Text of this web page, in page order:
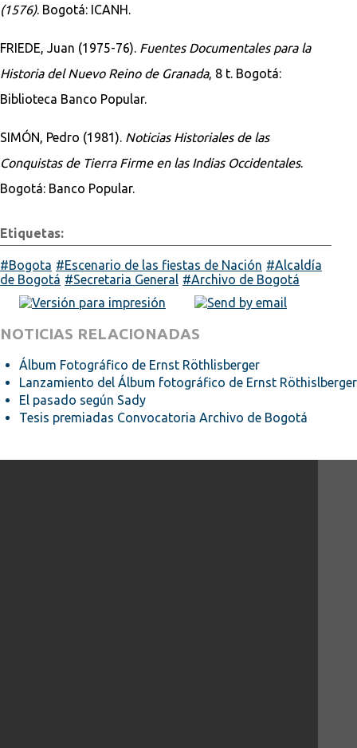
(1576). Bogotá: ICANH.
FRIEDE, Juan (1975-76). Fuentes Documentales para la
Historia del Nuevo Reino de Granada, 8 t. Bogotá:
Biblioteca Banco Popular.
SIMÓN, Pedro (1981). Noticias Historiales de las
Conquistas de Tierra Firme en las Indias Occidentales.
Bogotá: Banco Popular.
Etiquetas:
Bogota Escenario de las fiestas de Nación
Alcaldía
de Bogotá
Secretaria General Archivo de Bogotá
NOTICIAS RELACIONADAS
Álbum Fotográfico de Ernst Röthlisberger
Lanzamiento del Álbum fotográfico de Ernst Röthislberger
El pasado según Sady
Tesis premiadas Convocatoria Archivo de Bogotá